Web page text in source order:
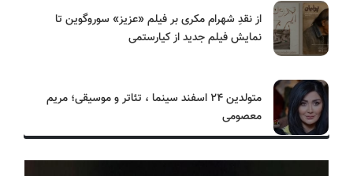
از نقدِ شهرام مکری بر فیلم «عزیز» سوروگوین تا
نمایش فیلم جدید از کیارستمی
متولدین ۲۴ اسفند سینما ، تئاتر و موسیقی؛ مریم
معصومی